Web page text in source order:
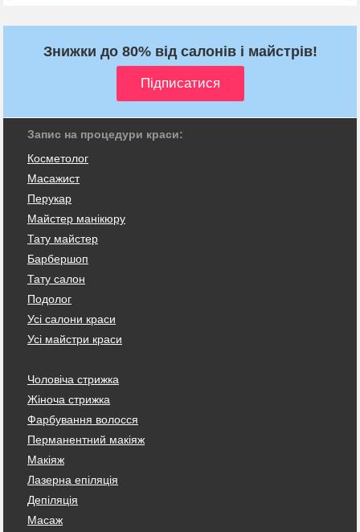
Знижки до 80% від салонів і майстрів!
Запис на процедури краси:
Косметолог
Масажист
Перукар
Майстер манікюру
Тату майстер
Барбершоп
Тату салон
Подолог
Усі салони краси
Усі майстри краси
Чоловіча стрижка
Жіноча стрижка
Фарбування волосся
Перманентний макіяж
Макіяж
Лазерна епіляція
Депіляція
Масаж